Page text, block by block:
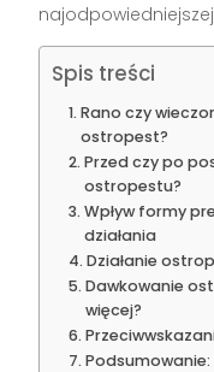
Spis treści
Rano czy
ostropest?
Przed czy po
ostropestu?
Wpływ formy
działania
Działanie
Dawkowanie
więcej?